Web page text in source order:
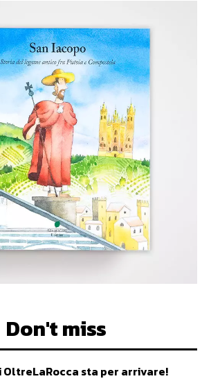
Don't miss
OltreLaRocca sta per arrivare!